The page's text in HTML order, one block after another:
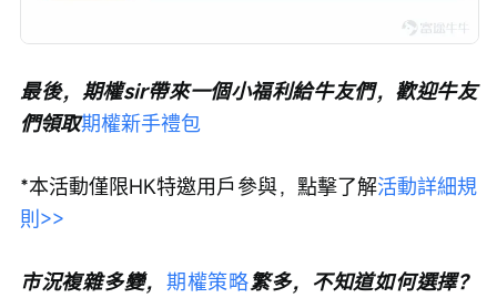
最後，期權sir帶來一個小福利給牛友們，歡迎牛友
們領取期權新手禮包
*本活動僅限HK特邀用戶參與，點擊了解活動詳細規
則>>
市況複雜多變， 期權策略繁多，不知道如何選擇？